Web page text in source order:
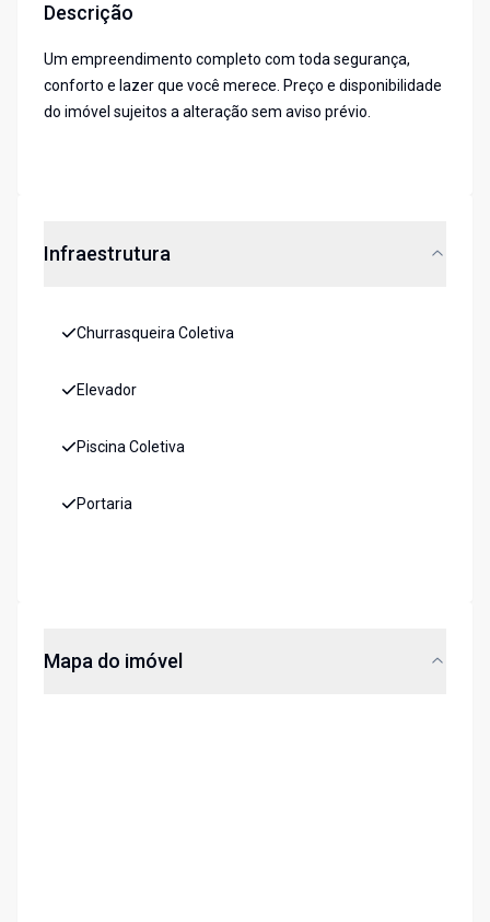
Descrição
Um empreendimento completo com toda segurança,
conforto e lazer que você merece. Preço e disponibilidade
do imóvel sujeitos a alteração sem aviso prévio.
Infraestrutura
Churrasqueira Coletiva
Elevador
Piscina Coletiva
Portaria
Mapa do imóvel